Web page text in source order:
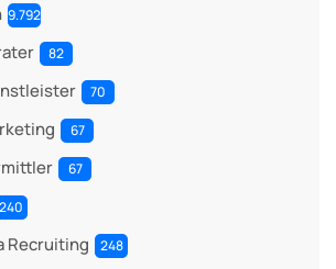
9.792
82
70
67
67
240
Recruiting 248